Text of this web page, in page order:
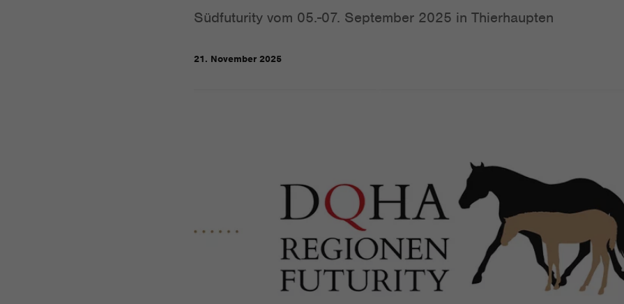
Südfuturity vom 05.-07. September 2025 in Thierhaupten
21. November 2025